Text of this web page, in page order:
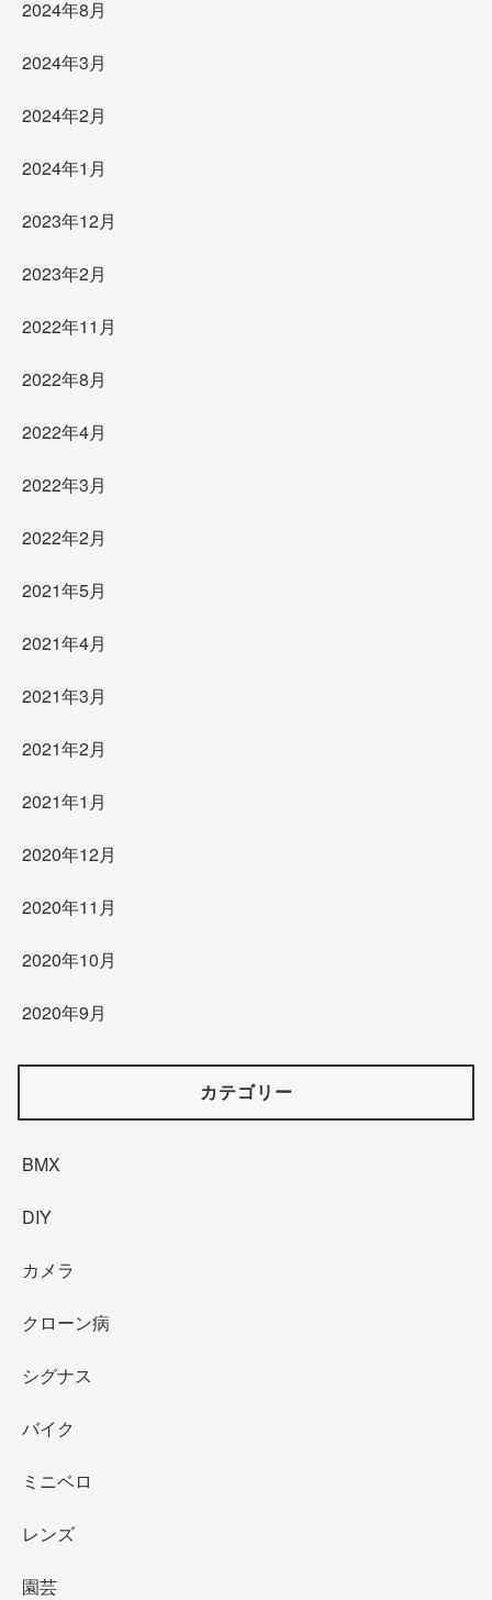
2024年8月
2024年3月
2024年2月
2024年1月
2023年12月
2023年2月
2022年11月
2022年8月
2022年4月
2022年3月
2022年2月
2021年5月
2021年4月
2021年3月
2021年2月
2021年1月
2020年12月
2020年11月
2020年10月
2020年9月
カテゴリー
BMX
DIY
カメラ
クローン病
シグナス
バイク
ミニベロ
レンズ
園芸